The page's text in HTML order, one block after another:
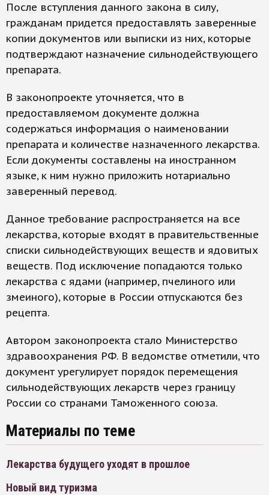
После вступления данного закона в силу,
гражданам придется предоставлять заверенные
копии документов или выписки из них, которые
подтверждают назначение сильнодействующего
препарата.
В законопроекте уточняется, что в
предоставляемом документе должна
содержаться информация о наименовании
препарата и количестве назначенного лекарства.
Если документы составлены на иностранном
языке, к ним нужно приложить нотариально
заверенный перевод.
Данное требование распространяется на все
лекарства, которые входят в правительственные
списки сильнодействующих веществ и ядовитых
веществ. Под исключение попадаются только
лекарства с ядами (например, пчелиного или
змеиного), которые в России отпускаются без
рецепта.
Автором законопроекта стало Министерство
здравоохранения РФ. В ведомстве отметили, что
документ урегулирует порядок перемещения
сильнодействующих лекарств через границу
России со странами Таможенного союза.
Материалы по теме
Лекарства будущего уходят в прошлое
Новый вид туризма